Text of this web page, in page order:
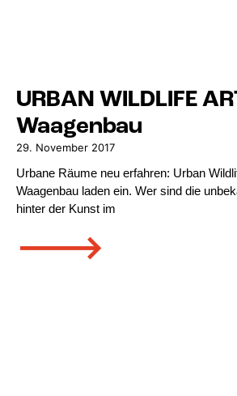
URBAN WILDLIFE
Waagenbau
29. November 2017
Urbane Räume neu erfahren: Urban
Waagenbau laden ein. Wer sind die
hinter der Kunst im
🡒